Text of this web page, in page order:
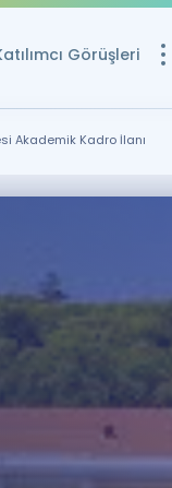
Görüşleri
Ücretsiz
Puan
YDS ve YÖKDİL
Rehberlik Aracı
YDS ve
ÖSYM Sınav
Tüm ÖSYM
Akademik Kadro İlanı